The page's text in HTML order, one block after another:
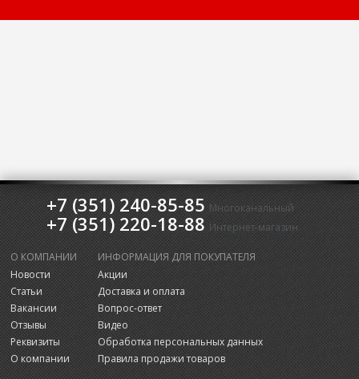
+7 (351) 240-85-85 Многоканальный
+7 (351) 220-18-88 Интернет-магазин
О КОМПАНИИ
Новости
Статьи
Вакансии
Отзывы
Реквизиты
О компании
ИНФОРМАЦИЯ ДЛЯ ПОКУПАТЕЛЯ
Акции
Доставка и оплата
Вопрос-ответ
Видео
Обработка персональных данных
Правила продажи товаров